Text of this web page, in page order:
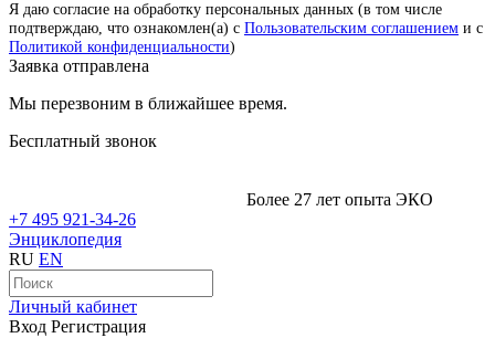
Я даю согласие на обработку персональных данных (в том числе
подтверждаю, что ознакомлен(а) с Пользовательским соглашением и с
Политикой конфиденциальности)
Заявка отправлена
Мы перезвоним в ближайшее время.
Бесплатный звонок
Более 27 лет опыта ЭКО
+7 495 921-34-26
Энциклопедия
RU EN
Личный кабинет
Вход Регистрация